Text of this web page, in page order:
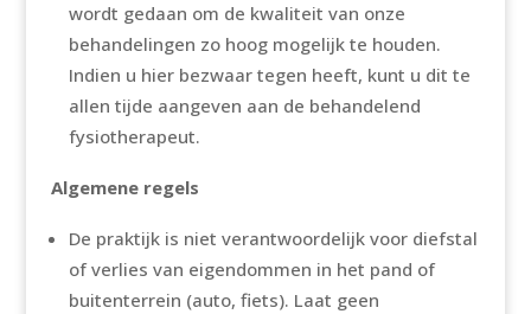
wordt gedaan om de kwaliteit van onze
behandelingen zo hoog mogelijk te houden.
Indien u hier bezwaar tegen heeft, kunt u dit te
allen tijde aangeven aan de behandelend
fysiotherapeut.
Algemene regels
De praktijk is niet verantwoordelijk voor diefstal
of verlies van eigendommen in het pand of
buitenterrein (auto, fiets). Laat geen